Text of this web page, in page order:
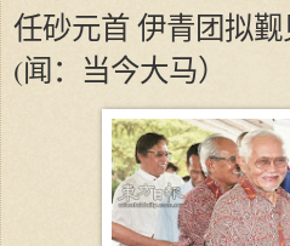
任砂元首 伊青团拟
(闻：当今大马）